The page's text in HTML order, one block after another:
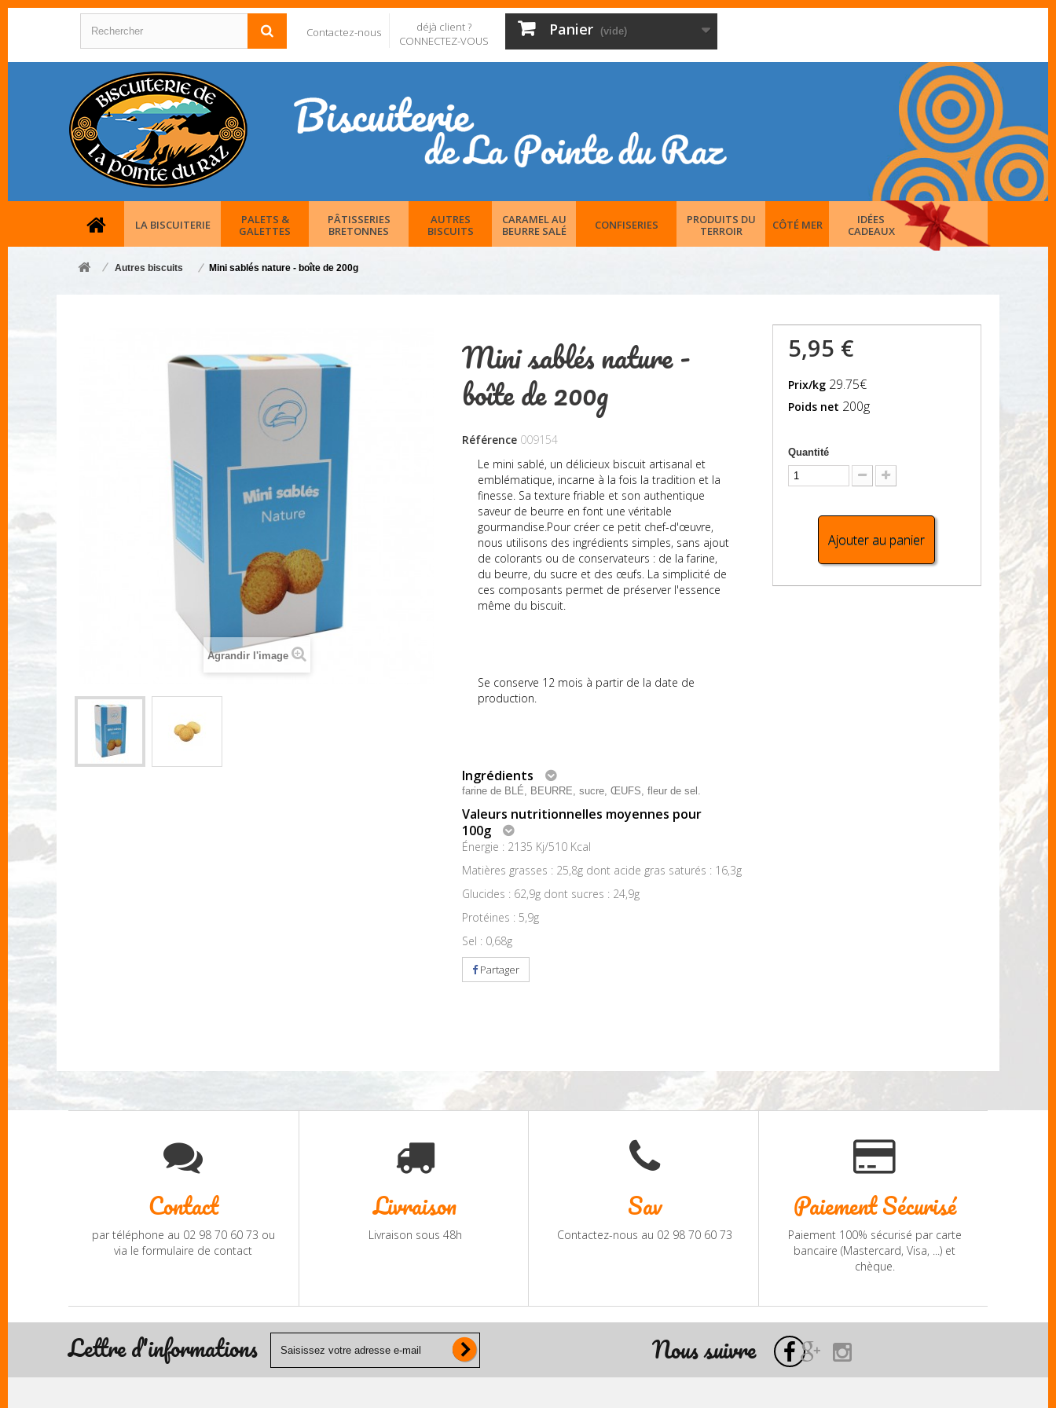
Contactez-nous
déjà client ?
CONNECTEZ-VOUS
Panier (vide)
LA BISCUITERIE
PALETS &
GALETTES
PÂTISSERIES
BRETONNES
AUTRES
BISCUITS
CARAMEL AU
BEURRE SALÉ
CONFISERIES
PRODUITS DU
TERROIR
CÔTÉ MER
IDÉES
CADEAUX
Autres biscuits Mini sablés nature - boîte de 200g
Agrandir l'image
Mini sablés nature -
boîte de 200g
Référence 009154
Le mini sablé, un délicieux biscuit artisanal et
emblématique, incarne à la fois la tradition et la
finesse. Sa texture friable et son authentique
saveur de beurre en font une véritable
gourmandise.Pour créer ce petit chef-d'œuvre,
nous utilisons des ingrédients simples, sans ajout
de colorants ou de conservateurs : de la farine,
du beurre, du sucre et des œufs. La simplicité de
ces composants permet de préserver l'essence
même du biscuit.
Se conserve 12 mois à partir de la date de
production.
Ingrédients
farine de BLÉ, BEURRE, sucre, ŒUFS, fleur de sel.
Valeurs nutritionnelles moyennes pour
100g
Énergie : 2135 Kj/510 Kcal
Matières grasses : 25,8g dont acide gras saturés : 16,3g
Glucides : 62,9g dont sucres : 24,9g
Protéines : 5,9g
Sel : 0,68g
Partager
5,95 €
Prix/kg 29.75€
Poids net 200g
Quantité
Ajouter au panier
Contact
par téléphone au 02 98 70 60 73 ou
via le formulaire de contact
Livraison
Livraison sous 48h
Sav
Contactez-nous au 02 98 70 60 73
Paiement Sécurisé
Paiement 100% sécurisé par carte
bancaire (Mastercard, Visa, ...) et
chèque.
Lettre d'informations Nous suivre